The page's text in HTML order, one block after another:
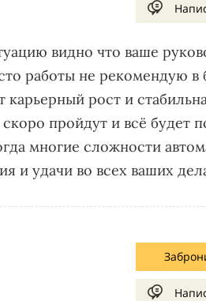
видно что ваше
работы не рекомендую
рост и
пройдут и всё будет
многие сложности
и удачи во всех ваших